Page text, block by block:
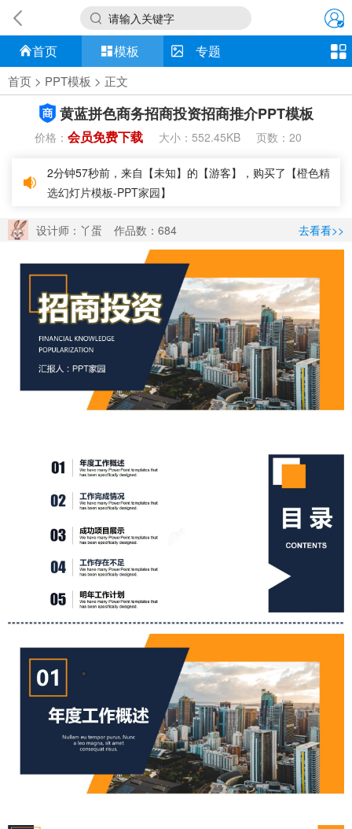
请输入关键字
首页 模板 专题
首页 > PPT模板 > 正文
黄蓝拼色商务招商投资招商推介PPT模板
价格： 会员免费下载 大小： 552.45KB 页数： 20
2分钟57秒前，来自【未知】的【游客】，购买了【橙色精
选幻灯片模板-PPT家园】
设计师：丫蛋 作品数：684 去看看>>